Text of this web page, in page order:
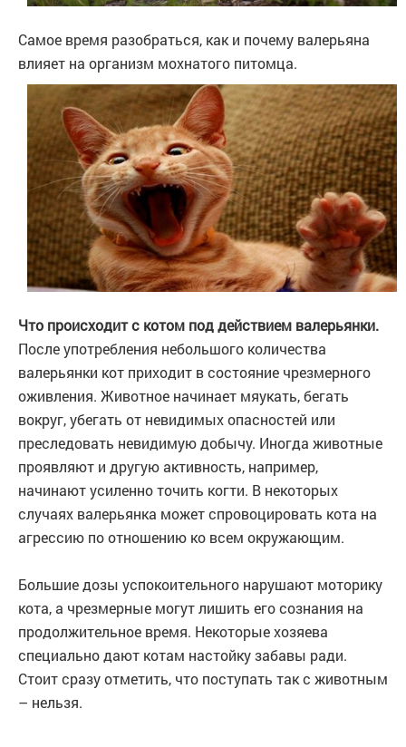
Самое время разобраться, как и почему валерьяна
влияет на организм мохнатого питомца.
Что происходит с котом под действием валерьянки.
После употребления небольшого количества
валерьянки кот приходит в состояние чрезмерного
оживления. Животное начинает мяукать, бегать
вокруг, убегать от невидимых опасностей или
преследовать невидимую добычу. Иногда животные
проявляют и другую активность, например,
начинают усиленно точить когти. В некоторых
случаях валерьянка может спровоцировать кота на
агрессию по отношению ко всем окружающим.
Большие дозы успокоительного нарушают моторику
кота, а чрезмерные могут лишить его сознания на
продолжительное время. Некоторые хозяева
специально дают котам настойку забавы ради.
Стоит сразу отметить, что поступать так с животным
– нельзя.